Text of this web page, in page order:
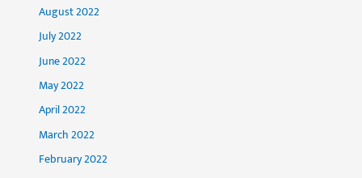
August 2022
July 2022
June 2022
May 2022
April 2022
March 2022
February 2022